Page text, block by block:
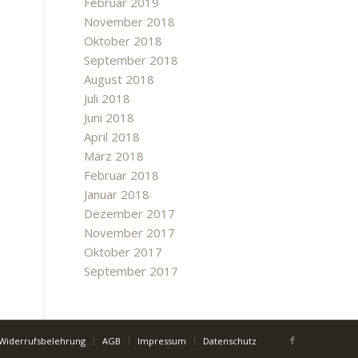
November 2018
Oktober 2018
September 2018
August 2018
Juli 2018
Juni 2018
April 2018
März 2018
Februar 2018
Januar 2018
Dezember 2017
November 2017
Oktober 2017
September 2017
AGB Impressum Datenschutz